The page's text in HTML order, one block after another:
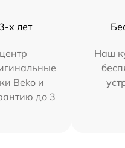
х лет
Beko и
до 3
Наш